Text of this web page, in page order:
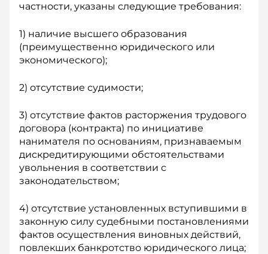
частности, указаны следующие требования:
1) наличие высшего образования
(преимущественно юридического или
экономического);
2) отсутствие судимости;
3) отсутствие фактов расторжения трудового
договора (контракта) по инициативе
нанимателя по основаниям, признаваемым
дискредитирующими обстоятельствами
увольнения в соответствии с
законодательством;
4) отсутствие установленных вступившими в
законную силу судебными постановлениями
фактов осущест­вления виновных действий,
повлекших банкротство юридического лица;